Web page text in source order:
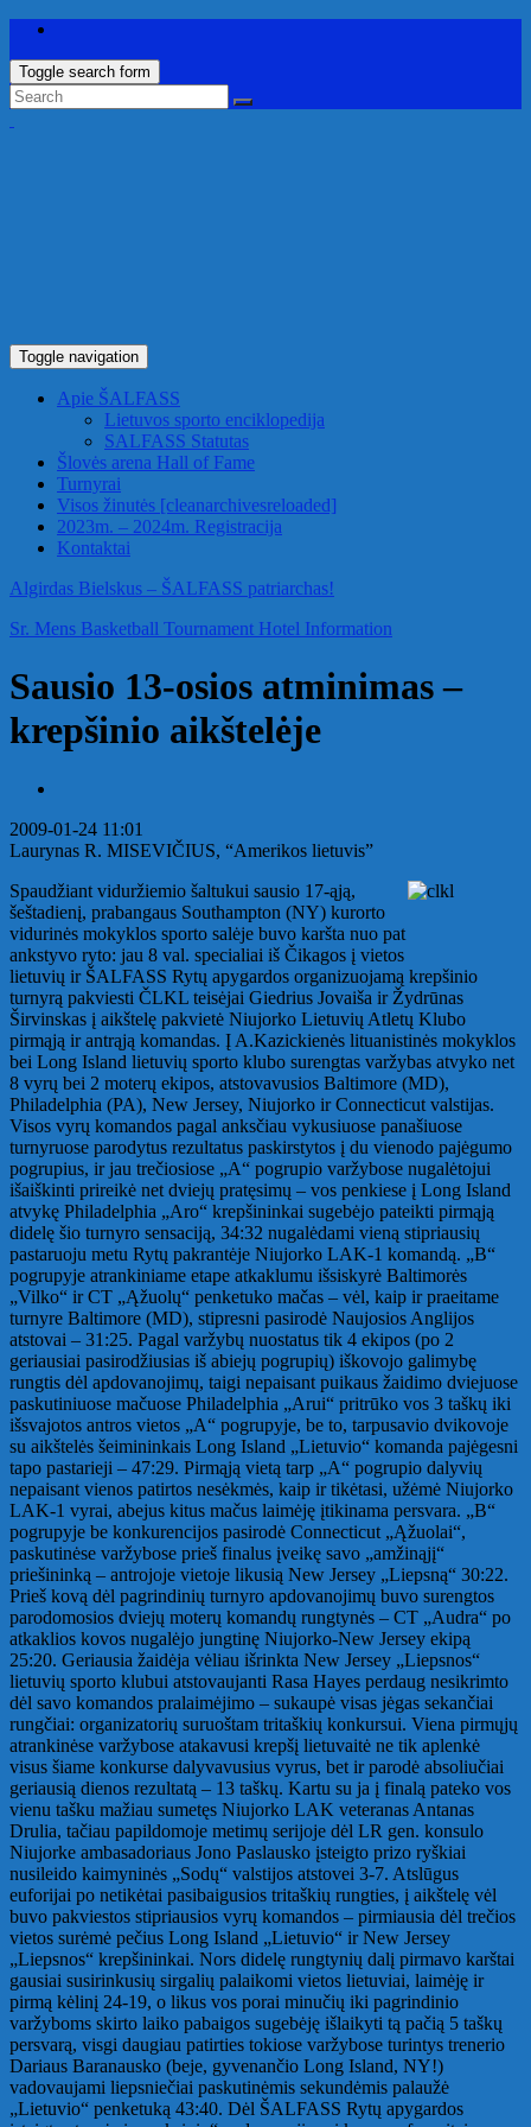
Toggle search form
Toggle navigation
Apie ŠALFASS
Lietuvos sporto enciklopedija
SALFASS Statutas
Šlovės arena Hall of Fame
Turnyrai
Visos žinutės [cleanarchivesreloaded]
2023m. – 2024m. Registracija
Kontaktai
Algirdas Bielskus – ŠALFASS patriarchas!
Sr. Mens Basketball Tournament Hotel Information
Sausio 13-osios atminimas –
krepšinio aikštelėje
2009-01-24 11:01
Laurynas R. MISEVIČIUS, “Amerikos lietuvis”
Spaudžiant viduržiemio šaltukui sausio 17-ąją,
šeštadienį, prabangaus Southampton (NY) kurorto
vidurinės mokyklos sporto salėje buvo karšta nuo pat
ankstyvo ryto: jau 8 val. specialiai iš Čikagos į vietos
lietuvių ir ŠALFASS Rytų apygardos organizuojamą krepšinio
turnyrą pakviesti ČLKL teisėjai Giedrius Jovaiša ir Žydrūnas
Širvinskas į aikštelę pakvietė Niujorko Lietuvių Atletų Klubo
pirmąją ir antrąją komandas. Į A.Kazickienės lituanistinės mokyklos
bei Long Island lietuvių sporto klubo surengtas varžybas atvyko net
8 vyrų bei 2 moterų ekipos, atstovavusios Baltimore (MD),
Philadelphia (PA), New Jersey, Niujorko ir Connecticut valstijas.
Visos vyrų komandos pagal anksčiau vykusiuose panašiuose
turnyruose parodytus rezultatus paskirstytos į du vienodo pajėgumo
pogrupius, ir jau trečiosiose „A“ pogrupio varžybose nugalėtojui
išaiškinti prireikė net dviejų pratęsimų – vos penkiese į Long Island
atvykę Philadelphia „Aro“ krepšininkai sugebėjo pateikti pirmąją
didelę šio turnyro sensaciją, 34:32 nugalėdami vieną stipriausių
pastaruoju metu Rytų pakrantėje Niujorko LAK-1 komandą. „B“
pogrupyje atrankiniame etape atkaklumu išsiskyrė Baltimorės
„Vilko“ ir CT „Ąžuolų“ penketuko mačas – vėl, kaip ir praeitame
turnyre Baltimore (MD), stipresni pasirodė Naujosios Anglijos
atstovai – 31:25. Pagal varžybų nuostatus tik 4 ekipos (po 2
geriausiai pasirodžiusias iš abiejų pogrupių) iškovojo galimybę
rungtis dėl apdovanojimų, taigi nepaisant puikaus žaidimo dviejuose
paskutiniuose mačuose Philadelphia „Arui“ pritrūko vos 3 taškų iki
išsvajotos antros vietos „A“ pogrupyje, be to, tarpusavio dvikovoje
su aikštelės šeimininkais Long Island „Lietuvio“ komanda pajėgesni
tapo pastarieji – 47:29. Pirmąją vietą tarp „A“ pogrupio dalyvių
nepaisant vienos patirtos nesėkmės, kaip ir tikėtasi, užėmė Niujorko
LAK-1 vyrai, abejus kitus mačus laimėję įtikinama persvara. „B“
pogrupyje be konkurencijos pasirodė Connecticut „Ąžuolai“,
paskutinėse varžybose prieš finalus įveikę savo „amžinąjį“
priešininką – antrojoje vietoje likusią New Jersey „Liepsną“ 30:22.
Prieš kovą dėl pagrindinių turnyro apdovanojimų buvo surengtos
parodomosios dviejų moterų komandų rungtynės – CT „Audra“ po
atkaklios kovos nugalėjo jungtinę Niujorko-New Jersey ekipą
25:20. Geriausia žaidėja vėliau išrinkta New Jersey „Liepsnos“
lietuvių sporto klubui atstovaujanti Rasa Hayes perdaug nesikrimto
dėl savo komandos pralaimėjimo – sukaupė visas jėgas sekančiai
rungčiai: organizatorių suruoštam tritaškių konkursui. Viena pirmųjų
atrankinėse varžybose atakavusi krepšį lietuvaitė ne tik aplenkė
visus šiame konkurse dalyvavusius vyrus, bet ir parodė absoliučiai
geriausią dienos rezultatą – 13 taškų. Kartu su ja į finalą pateko vos
vienu tašku mažiau sumetęs Niujorko LAK veteranas Antanas
Drulia, tačiau papildomoje metimų serijoje dėl LR gen. konsulo
Niujorke ambasadoriaus Jono Paslausko įsteigto prizo ryškiai
nusileido kaimyninės „Sodų“ valstijos atstovei 3-7. Atslūgus
euforijai po netikėtai pasibaigusios tritaškių rungties, į aikštelę vėl
buvo pakviestos stipriausios vyrų komandos – pirmiausia dėl trečios
vietos surėmė pečius Long Island „Lietuvio“ ir New Jersey
„Liepsnos“ krepšininkai. Nors didelę rungtynių dalį pirmavo karštai
gausiai susirinkusių sirgalių palaikomi vietos lietuviai, laimėję ir
pirmą kėlinį 24-19, o likus vos porai minučių iki pagrindinio
varžyboms skirto laiko pabaigos sugebėję išlaikyti tą pačią 5 taškų
persvarą, visgi daugiau patirties tokiose varžybose turintys trenerio
Dariaus Baranausko (beje, gyvenančio Long Island, NY!)
vadovaujami liepsniečiai paskutinėmis sekundėmis palaužė
„Lietuvio“ penketuką 43:40. Dėl ŠALFASS Rytų apygardos